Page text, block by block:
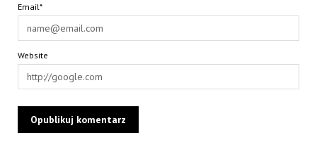
Email*
Website